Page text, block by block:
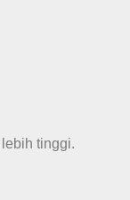
tinggi.